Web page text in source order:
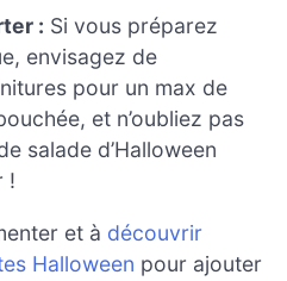
: Si vous préparez
envisagez de
pour un max de
et n’oubliez pas
salade d’Halloween
!
et à découvrir
Halloween pour ajouter